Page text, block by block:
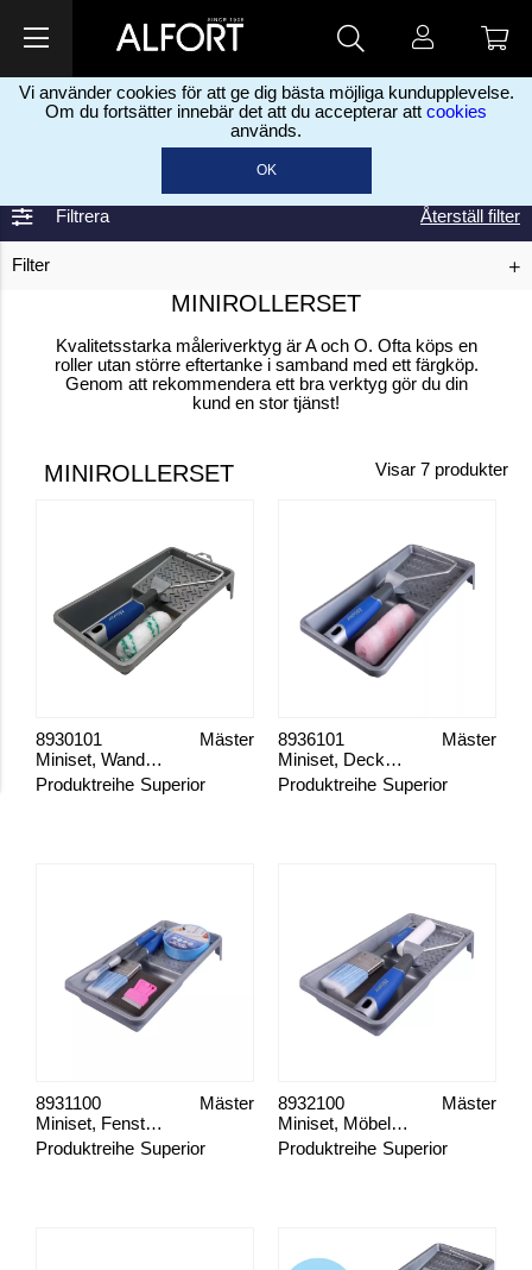
Vi använder cookies för att ge dig bästa möjliga kundupplevelse.
Om du fortsätter innebär det att du accepterar att cookies
används.
OK
Filtrera
Filter
Återställ filter
MINIROLLERSET
Kvalitetsstarka måleriverktyg är A och O. Ofta köps en
roller utan större eftertanke i samband med ett färgköp.
Genom att rekommendera ett bra verktyg gör du din
kund en stor tjänst!
MINIROLLERSET Visar 7 produkter
Miniset, Wand-/Deckenanstrich
Mäster
8930101
Produktreihe Superior
Miniset, Decken-/Wandanstrich
Mäster
8936101
Produktreihe Superior
Miniset, Fensteranstrich
Mäster
8931100
Produktreihe Superior
Miniset, Möbelanstrich
Mäster
8932100
Produktreihe Superior